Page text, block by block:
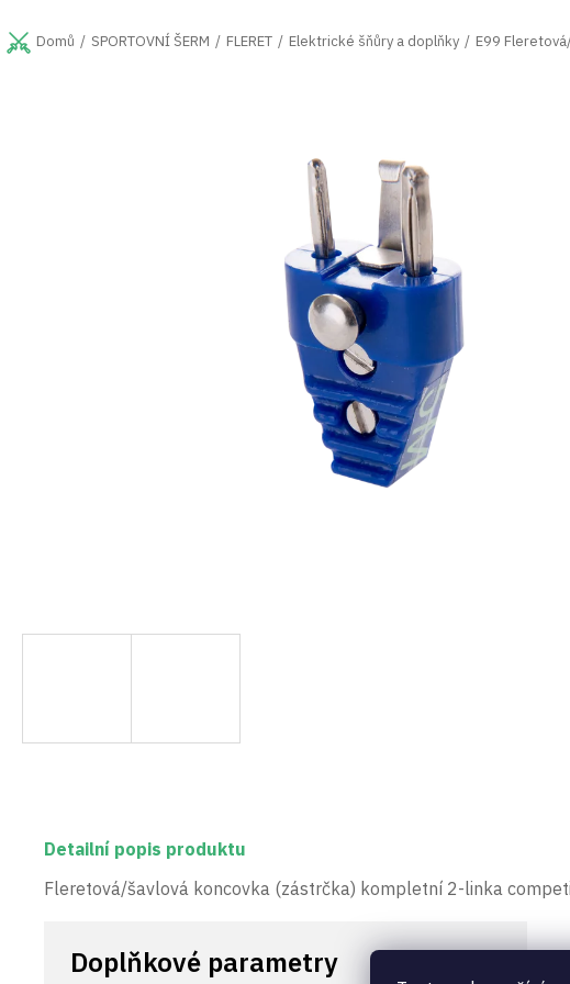
na
obsahDomů SPORTOVNÍ ŠERM FLERET Elektrické šňůry a doplňky E99
Detailní popis produktu
Fleretová/šavlová koncovka (zástrčka) kompletní 2-linka
Doplňkové parametry